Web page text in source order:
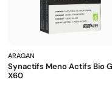
ARAGAN
Synactifs Meno Actifs Bio
X60